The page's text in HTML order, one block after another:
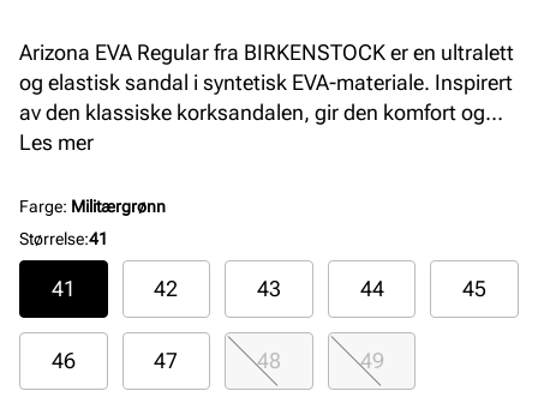
Arizona EVA Regular fra BIRKENSTOCK er en ultralett
og elastisk sandal i syntetisk EVA-materiale. Inspirert
av den klassiske korksandalen, gir den komfort og
slitestyrke, perfekt for strand og fritid. Sandalen har
dempende EVA-såle som gir god støtte gjennom hele
dagen. Farge: Faded khaki
Les mer
Farge: Militærgrønn
Størrelse:41
41 42 43 44 45
46 47 48 49